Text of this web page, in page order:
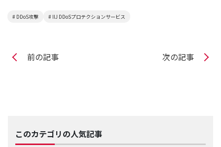
# DDoS攻撃 # IIJ DDoSプロテクションサービス
前の記事 次の記事
このカテゴリの人気記事